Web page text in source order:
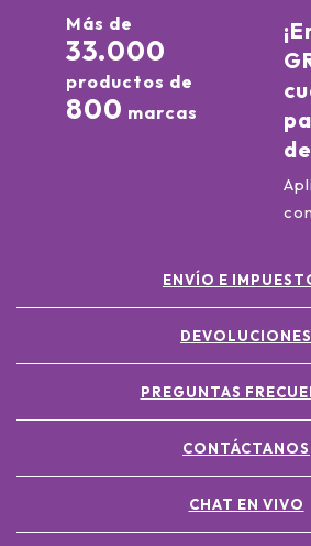
Más de
33.000
productos de
800 marcas
ENVÍO E
DEVOLUCIONES
PREGUNTAS
CONTÁCTANOS
CHAT EN VIVO